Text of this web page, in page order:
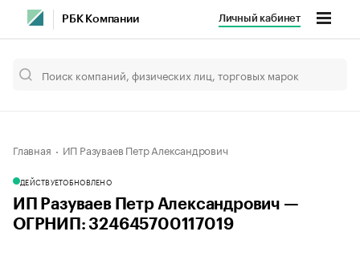
РБК Компании Личный кабинет
Главная ИП Разуваев Петр Александрович
ДЕЙСТВУЕТОБНОВЛЕНО
ИП Разуваев Петр Александрович —
ОГРНИП: 324645700117019